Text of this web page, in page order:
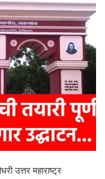
उत्तर महाराष्ट्र